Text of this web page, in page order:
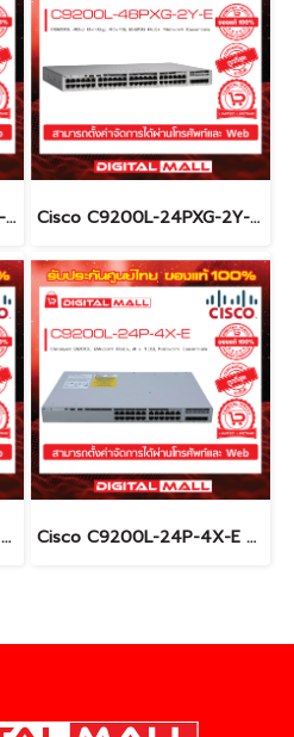
Cisco C9200L-24PXG-4X-E อุปกรณ์ขยายสัญญาณ (Gigabit Switch Hub) Cisco C9200L-24PXG-2Y-E อุปกรณ์ขยายสัญญาณ (Gigabit Switch Hub)
Cisco C9200L-24T-4X-E อุปกรณ์ขยายสัญญาณ (Gigabit Switch Hub) Cisco C9200L-24P-4X-E อุปกรณ์ขยายสัญญาณ (Gigabit Switch Hub)